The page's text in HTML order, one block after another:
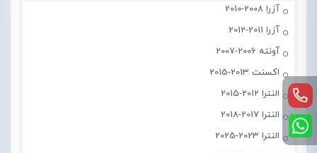
آزرا 2008-2010
آزرا 2011-2012
آونته 2006-2007
اکسنت 2013-2015
النترا 2012-2015
النترا 2017-2018
النترا 2023-2025